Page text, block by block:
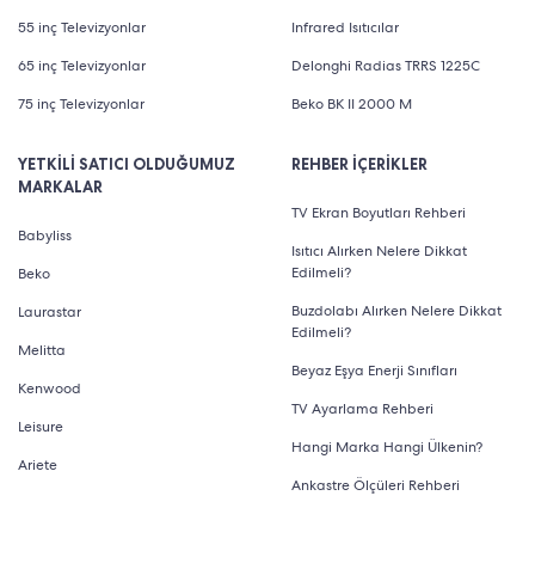
55 inç Televizyonlar
65 inç Televizyonlar
75 inç Televizyonlar
YETKİLİ SATICI OLDUĞUMUZ
MARKALAR
Babyliss
Beko
Laurastar
Melitta
Kenwood
Leisure
Ariete
Infrared Isıtıcılar
Delonghi Radias TRRS 1225C
Beko BK II 2000 M
REHBER İÇERİKLER
TV Ekran Boyutları Rehberi
Isıtıcı Alırken Nelere Dikkat
Edilmeli?
Buzdolabı Alırken Nelere Dikkat
Edilmeli?
Beyaz Eşya Enerji Sınıfları
TV Ayarlama Rehberi
Hangi Marka Hangi Ülkenin?
Ankastre Ölçüleri Rehberi